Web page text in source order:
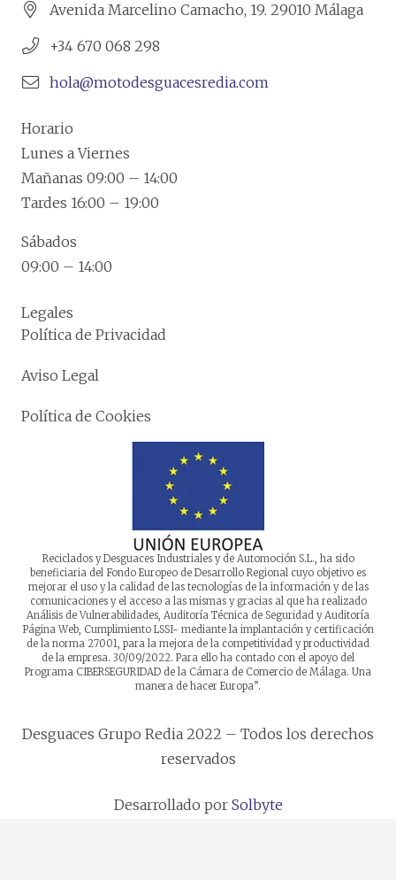
Avenida Marcelino Camacho, 19. 29010 Málaga
+34 670 068 298
hola@motodesguacesredia.com
Horario
Lunes a Viernes
Mañanas 09:00 – 14:00
Tardes 16:00 – 19:00
Sábados
09:00 – 14:00
Legales
Política de Privacidad
Aviso Legal
Política de Cookies
Reciclados y Desguaces Industriales y de Automoción S.L., ha sido
beneficiaria del Fondo Europeo de Desarrollo Regional cuyo objetivo es
mejorar el uso y la calidad de las tecnologías de la información y de las
comunicaciones y el acceso a las mismas y gracias al que ha realizado
Análisis de Vulnerabilidades, Auditoría Técnica de Seguridad y Auditoría
Página Web, Cumplimiento LSSI- mediante la implantación y certificación
de la norma 27001, para la mejora de la competitividad y productividad
de la empresa. 30/09/2022. Para ello ha contado con el apoyo del
Programa CIBERSEGURIDAD de la Cámara de Comercio de Málaga. Una
manera de hacer Europa”.
Desguaces Grupo Redia 2022 – Todos los derechos
reservados
Desarrollado por Solbyte